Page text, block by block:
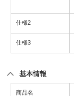
仕様2
仕様3
基本情報
商品名